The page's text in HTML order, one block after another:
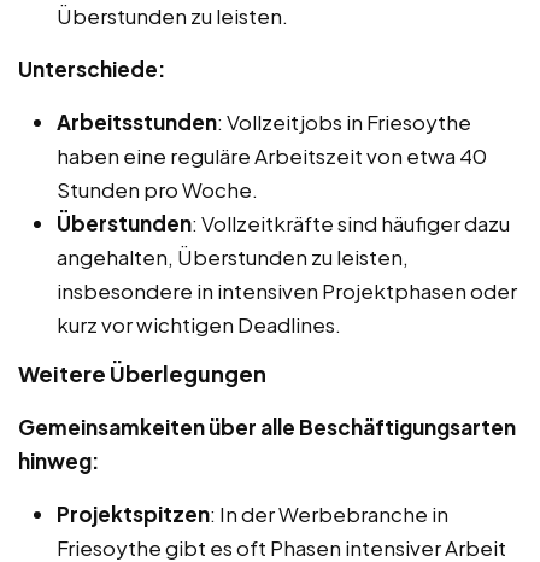
Überstunden zu leisten.
Unterschiede:
Arbeitsstunden: Vollzeitjobs in Friesoythe
haben eine reguläre Arbeitszeit von etwa 40
Stunden pro Woche.
Überstunden: Vollzeitkräfte sind häufiger dazu
angehalten, Überstunden zu leisten,
insbesondere in intensiven Projektphasen oder
kurz vor wichtigen Deadlines.
Weitere Überlegungen
Gemeinsamkeiten über alle Beschäftigungsarten
hinweg:
Projektspitzen: In der Werbebranche in
Friesoythe gibt es oft Phasen intensiver Arbeit